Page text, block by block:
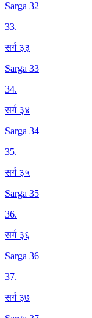
Sarga 32
33.
सर्ग ३३
Sarga 33
34.
सर्ग ३४
Sarga 34
35.
सर्ग ३५
Sarga 35
36.
सर्ग ३६
Sarga 36
37.
सर्ग ३७